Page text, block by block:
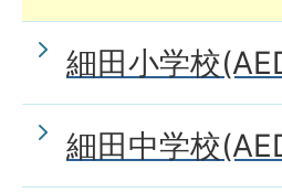
細田小学校
細田中学校